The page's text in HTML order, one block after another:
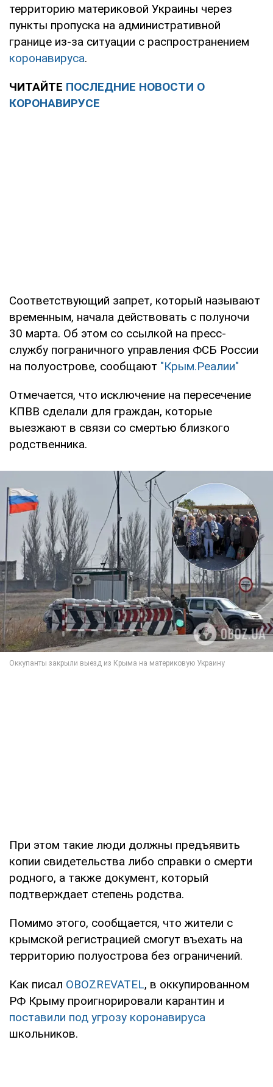
территорию материковой Украины через
пункты пропуска на административной
границе из-за ситуации с распространением
коронавируса.
ЧИТАЙТЕ ПОСЛЕДНИЕ НОВОСТИ О
КОРОНАВИРУСЕ
Соответствующий запрет, который называют
временным, начала действовать с полуночи
30 марта. Об этом со ссылкой на пресс-
службу пограничного управления ФСБ России
на полуострове, сообщают "Крым.Реалии"
Отмечается, что исключение на пересечение
КПВВ сделали для граждан, которые
выезжают в связи со смертью близкого
родственника.
При этом такие люди должны предъявить
копии свидетельства либо справки о смерти
родного, а также документ, который
подтверждает степень родства.
Помимо этого, сообщается, что жители с
крымской регистрацией смогут въехать на
территорию полуострова без ограничений.
Как писал OBOZREVATEL, в оккупированном
РФ Крыму проигнорировали карантин и
поставили под угрозу коронавируса
школьников.